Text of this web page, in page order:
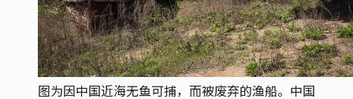
图为因中国近海无鱼可捕，而被废弃的渔船。中国